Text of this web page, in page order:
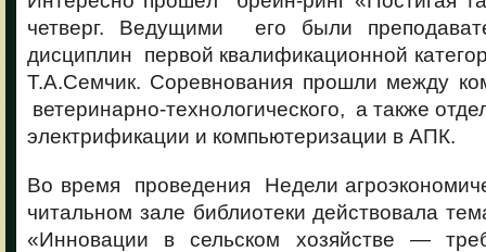
четверг. Ведущими его были
дисциплин первой квалификационной
Т.А.Семчик. Соревнования прошли между
ветеринарно-технологического, а также
электрификации и компьютеризации в АПК.
Во время проведения Недели
читальном зале библиотеки действовала
«Инновации в сельском хозяйстве —